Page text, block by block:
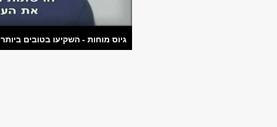
גיוס מוחות - השקיעו בטובים ביותר